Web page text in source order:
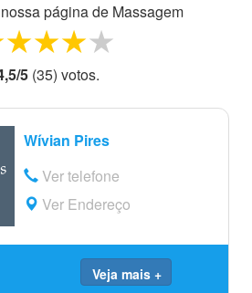
página de Massagem
4 stars
3 stars
2 stars
1 star
/5(35) votos.
Wívian Pires
Ver telefone
Ver Endereço
Veja mais +